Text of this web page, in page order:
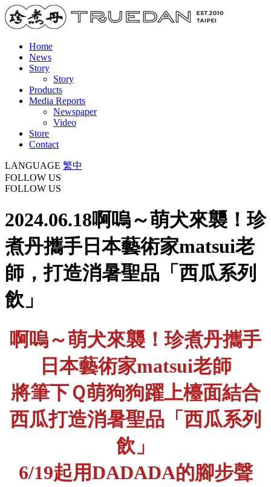
Home
News
Story
Story
Products
Media Reports
Newspaper
Video
Store
Contact
LANGUAGE 繁中
FOLLOW US
FOLLOW US
2024.06.18啊嗚～萌犬來襲！珍
煮丹攜手日本藝術家matsui老
師，打造消暑聖品「西瓜系列
飲」
啊嗚～萌犬來襲！珍煮丹攜手
日本藝術家matsui老師
將筆下Ｑ萌狗狗躍上檯面結合
西瓜打造消暑聖品「西瓜系列
飲 」
6/19起用DADADA的腳步聲